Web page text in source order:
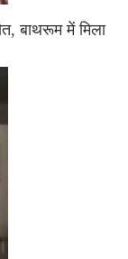
बाथरूम में मिला